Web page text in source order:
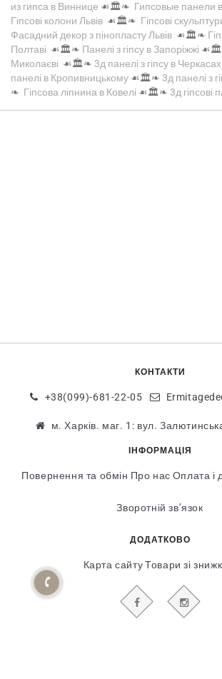
из гипса в Виннице ☙🏛️❧ Гипсовые панели
Гіпсові колони Львів ☙🏛️❧ Гіпсові
Фасадний декор з пінопласту Львів ☙🏛️❧
Полтаві ☙🏛️❧ Панелі з гіпсу в Запоріжжі
Миколаєві ☙🏛️❧ 3д панелі з гіпсу в Черкасах
панелі в Кропивницькому ☙🏛️❧ 3д панелі з
❧ Гіпсова ліпнина в Ковелі ☙🏛️❧ 3д гіпсові
КОНТАКТИ
+38(099)-681-22-05
м. Харків. маг. 1: вул.
ІНФОРМАЦІЯ
Повернення та обмін Про нас Оплата і
Зворотній зв’язок
ДОДАТКОВО
Карта сайту Товари зі